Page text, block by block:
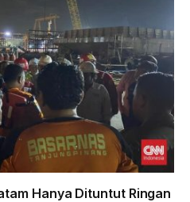
Hanya Dituntut Ringan